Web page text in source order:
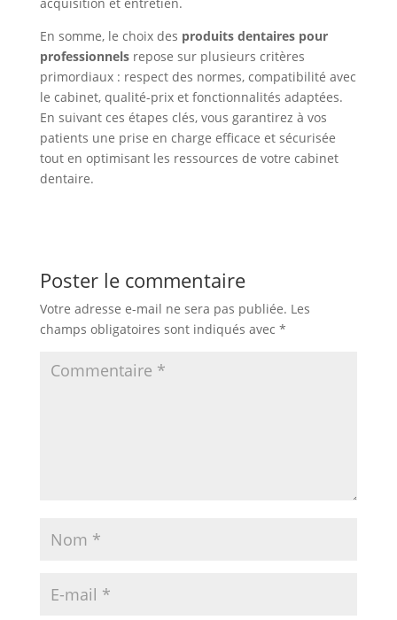
En somme, le choix des produits dentaires pour
professionnelsrepose sur plusieurs critères
primordiaux : respect des normes, compatibilité avec
le cabinet, qualité-prix et fonctionnalités adaptées.
En suivant ces étapes clés, vous garantirez à vos
patients une prise en charge efficace et sécurisée
tout en optimisant les ressources de votre cabinet
dentaire.
Poster le commentaire
Votre adresse e-mail ne sera pas publiée. Les
champs obligatoires sont indiqués avec *